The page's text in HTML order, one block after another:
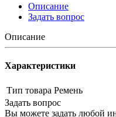
Описание
Задать вопрос
Описание
Характеристики
Тип товара Ремень
Задать вопрос
Вы можете задать любой